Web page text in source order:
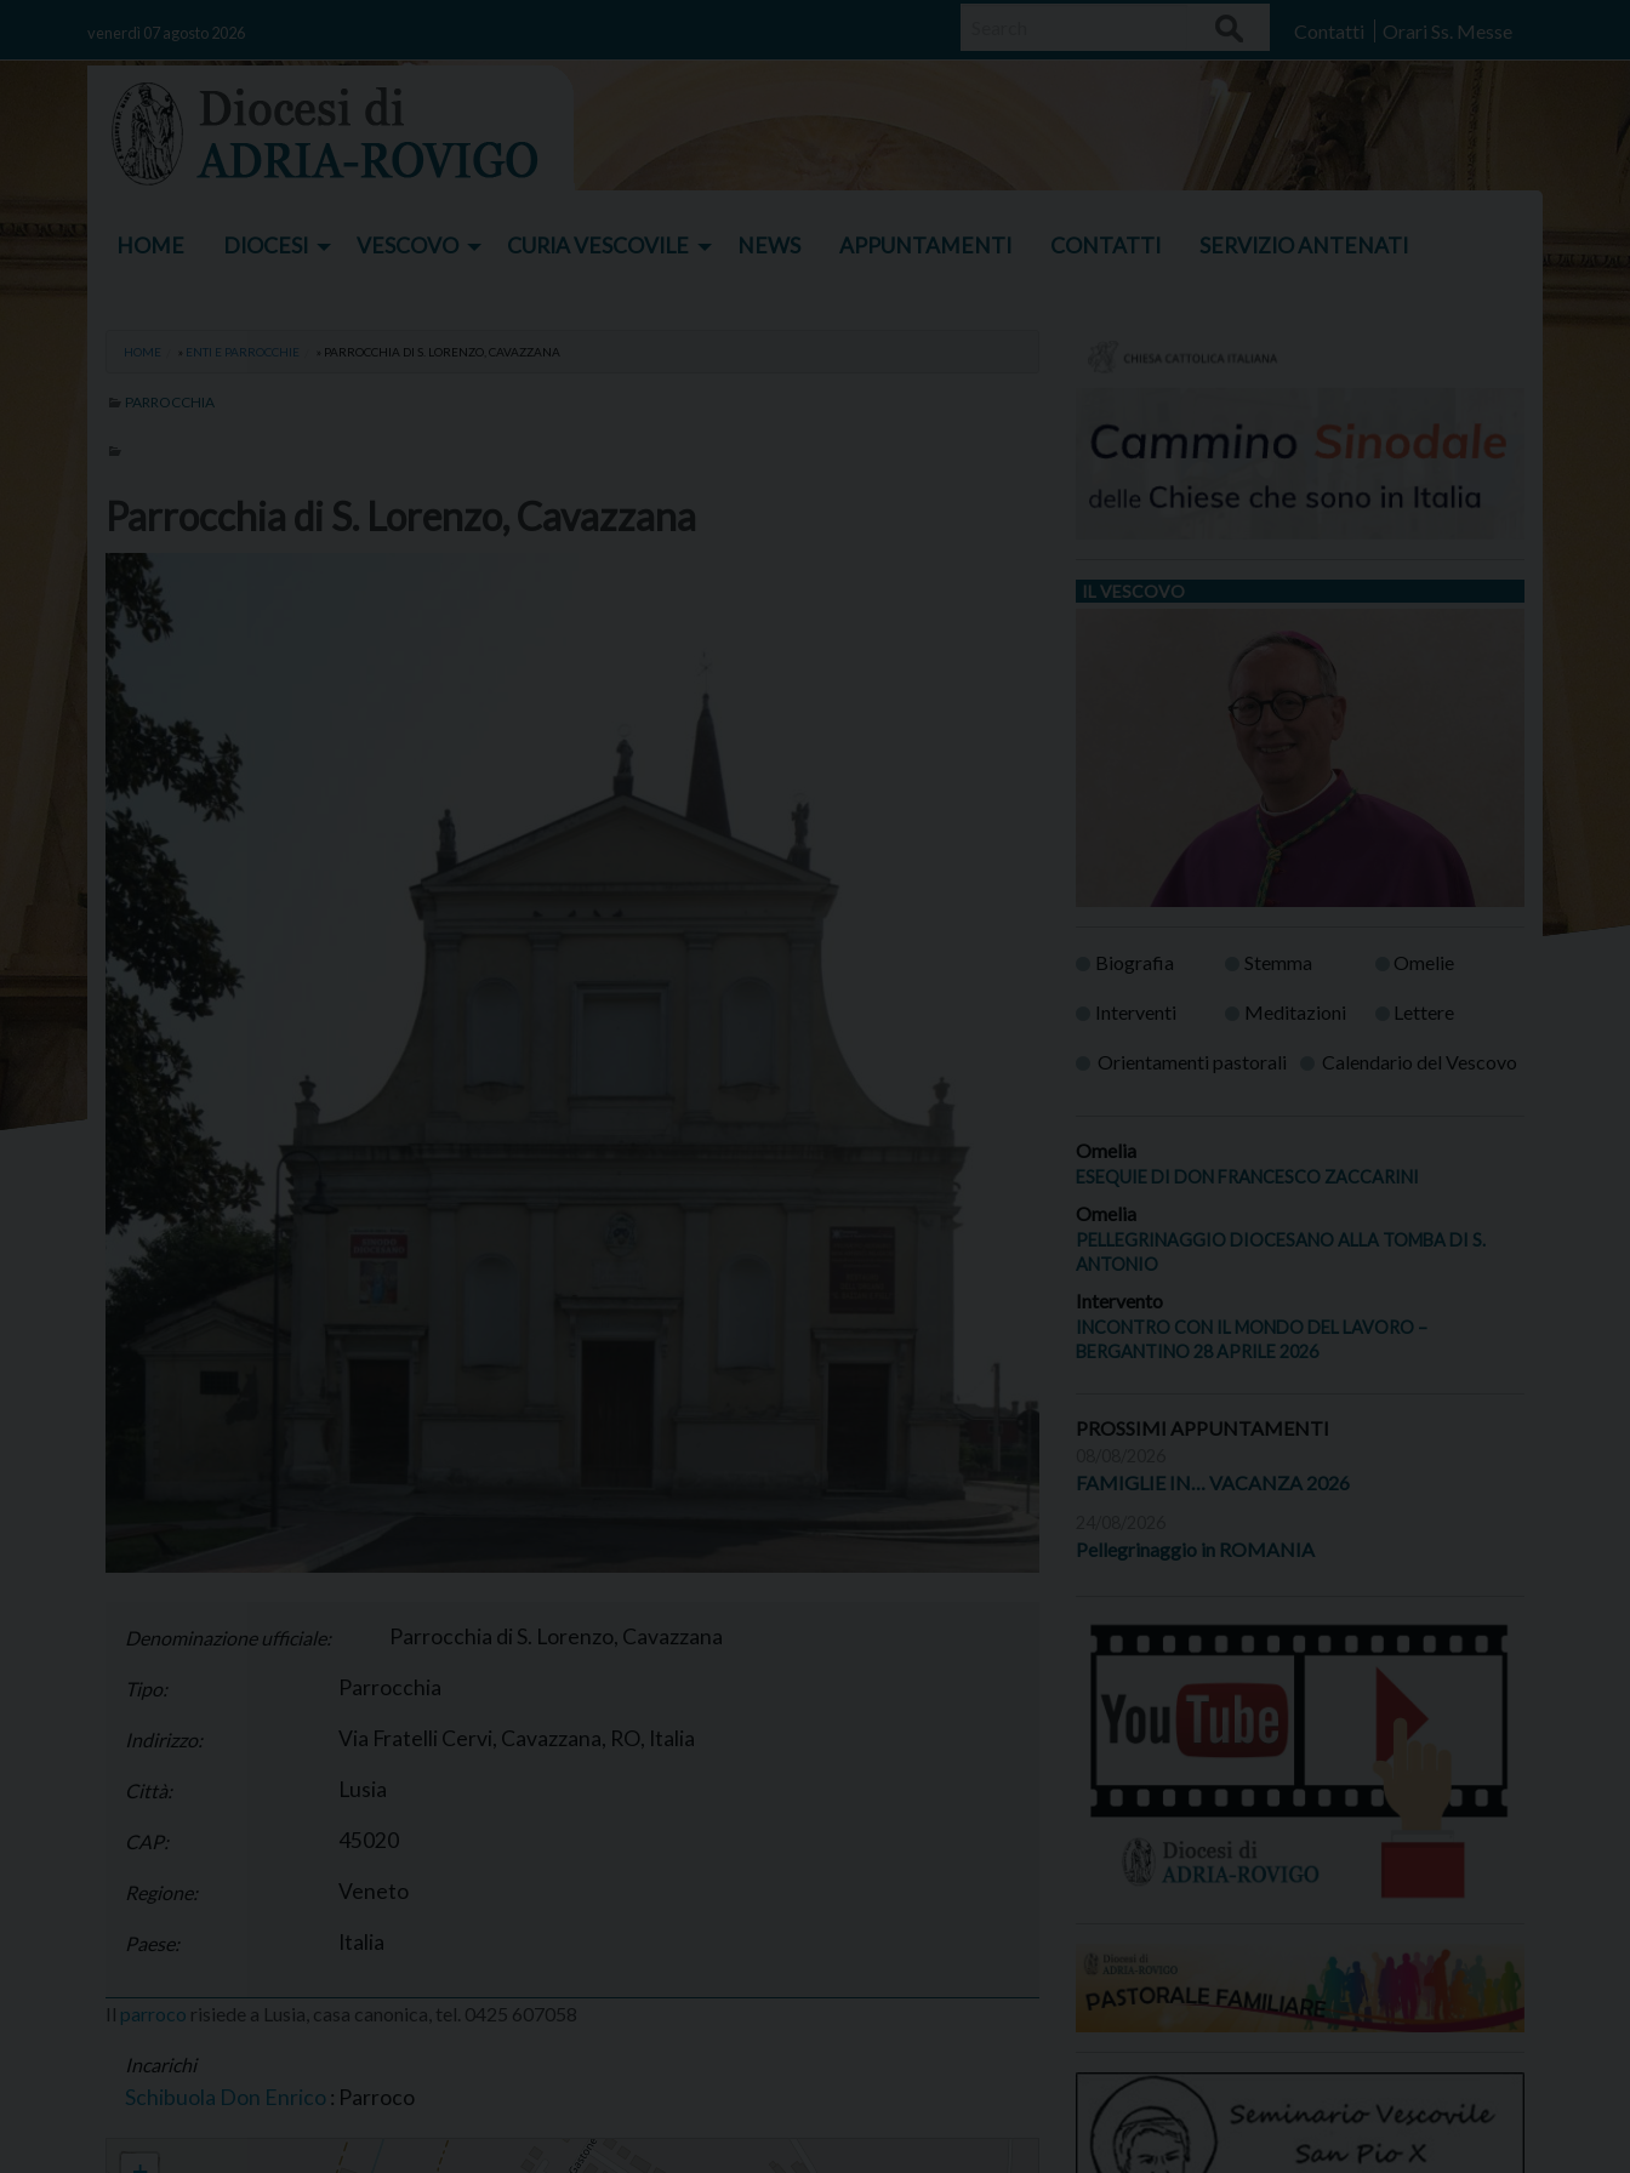
venerdì 07 agosto 2026 Contatti Orari Ss. Messe
HOME DIOCESI VESCOVO CURIA VESCOVILE NEWS APPUNTAMENTI CONTATTI SERVIZIO ANTENATI
HOME » ENTI E PARROCCHIE » PARROCCHIA DI S. LORENZO, CAVAZZANA
PARROCCHIA
Parrocchia di S. Lorenzo, Cavazzana
Denominazione ufficiale: Parrocchia di S. Lorenzo, Cavazzana
Tipo: Parrocchia
Indirizzo: Via Fratelli Cervi, Cavazzana, RO, Italia
Città: Lusia
CAP: 45020
Regione: Veneto
Paese: Italia
Il parroco risiede a Lusia, casa canonica, tel. 0425 607058
Incarichi
Schibuola Don Enrico : Parroco
Parrocchia di S. Lorenzo, Cavazzana
IL VESCOVO
Biografia Stemma Omelie
Interventi Meditazioni Lettere
Orientamenti pastorali Calendario del Vescovo
Omelia
ESEQUIE DI DON FRANCESCO ZACCARINI
Omelia
PELLEGRINAGGIO DIOCESANO ALLA TOMBA DI S.
ANTONIO
Intervento
INCONTRO CON IL MONDO DEL LAVORO –
BERGANTINO 28 APRILE 2026
PROSSIMI APPUNTAMENTI
FAMIGLIE IN… VACANZA 2026
Pellegrinaggio in ROMANIA